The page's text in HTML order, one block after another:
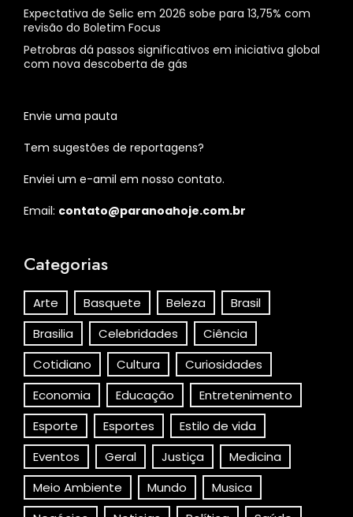
Expectativa de Selic em 2026 sobe para 13,75% com
revisão do Boletim Focus
Petrobras dá passos significativos em iniciativa global
com nova descoberta de gás
Envie uma pauta
Tem sugestões de reportagens?
Enviei um e-amil em nosso contato.
Email: contato@paranoahoje.com.br
Categorias
Arte Basquete Beleza
Brasil
Brasilia
Celebridades
Ciência
Cotidiano
Cultura
Curiosidades
Economia
Educação
Entretenimento
Esporte
Esportes
Estilo de vida
Eventos
Geral Justiça
Medicina
Meio Ambiente
Mundo
Musica